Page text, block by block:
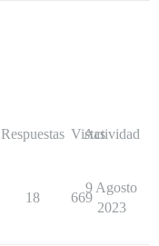
Respuestas Vistas
Actividad
18 669
9 Agosto
2023